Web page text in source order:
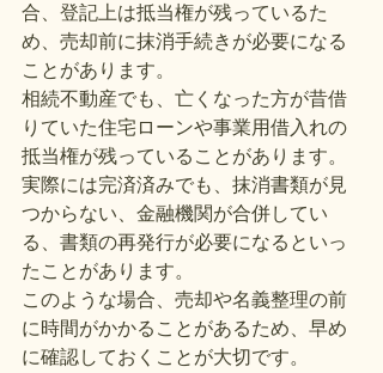
合、登記上は抵当権が残っているた
め、売却前に抹消手続きが必要になる
ことがあります。
相続不動産でも、亡くなった方が昔借
りていた住宅ローンや事業用借入れの
抵当権が残っていることがあります。
実際には完済済みでも、抹消書類が見
つからない、金融機関が合併してい
る、書類の再発行が必要になるといっ
たことがあります。
このような場合、売却や名義整理の前
に時間がかかることがあるため、早め
に確認しておくことが大切です。